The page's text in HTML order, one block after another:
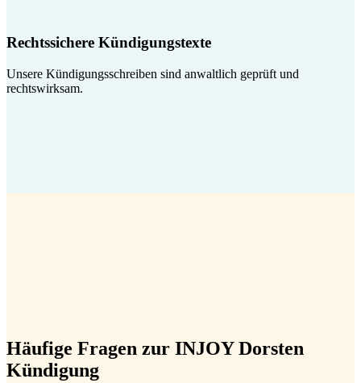
Rechtssichere Kündigungstexte
Unsere Kündigungsschreiben sind anwaltlich geprüft und
rechtswirksam.
Häufige Fragen zur INJOY Dorsten
Kündigung